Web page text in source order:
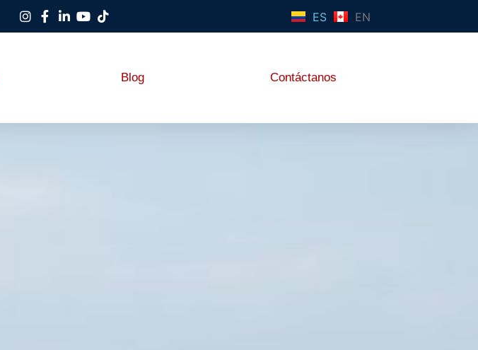
ES EN
Blog Contáctanos